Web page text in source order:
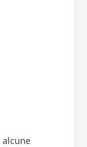
alcune